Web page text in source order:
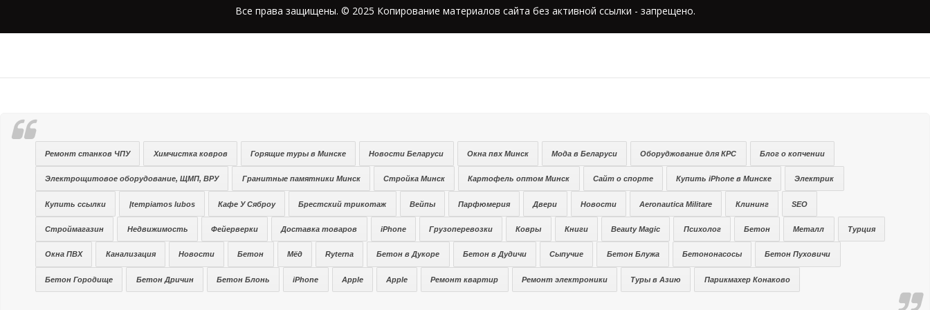
Все права защищены. © 2025 Копирование материалов сайта без активной ссылки - запрещено.
Ремонт станков ЧПУ Химчистка ковров Горящие туры в Минске Новости Беларуси Окна пвх Минск Мода в Беларуси Оборуджование для КРС Блог о копчении
Электрощитовое оборудование, ЩМП, ВРУ Гранитные памятники Минск Стройка Минск Картофель оптом Минск Сайт о спорте Купить iPhone в Минске Электрик
Купить ссылки Įtempiamos lubos Кафе У Сяброу Брестский трикотаж Вейпы Парфюмерия Двери Новости Aeronautica Militare Клининг SEO
Строймагазин Недвижимость Фейерверки Доставка товаров iPhone Грузоперевозки Ковры Книги Beauty Magic Психолог Бетон Металл Турция
Окна ПВХ Канализация Новости Бетон Мёд Ryterna Бетон в Дукоре Бетон в Дудичи Сыпучие Бетон Блужа Бетононасосы Бетон Пуховичи
Бетон Городище Бетон Дричин Бетон Блонь iPhone Apple Apple Ремонт квартир Ремонт электроники Туры в Азию Парикмахер Конаково